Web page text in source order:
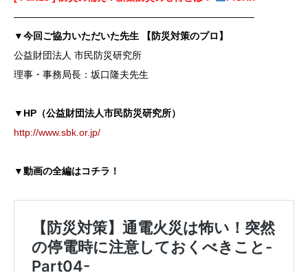
―――――――――――――――――――――――――
▼今回ご協力いただいた先生 【防災対策のプロ】
公益財団法人 市民防災研究所
理事・事務局長：坂口隆夫先生
▼HP（公益財団法人市民防災研究所）
http://www.sbk.or.jp/
▼動画の全編はコチラ！